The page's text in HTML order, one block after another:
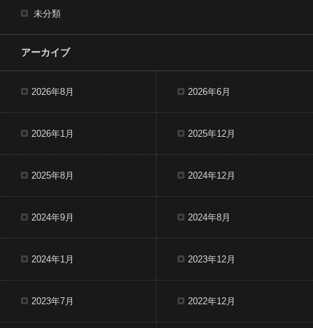
未分類
アーカイブ
2026年8月 2026年6月
2026年1月 2025年12月
2025年8月 2024年12月
2024年9月 2024年8月
2024年1月 2023年12月
2023年7月 2022年12月